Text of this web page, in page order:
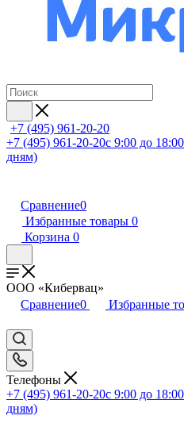
+7 (495) 961-20-20
+7 (495) 961-20-20с 9:00 до
дням)
Сравнение0
Избранные товары 0
Корзина 0
ООО «Кибервац»
Сравнение0 Избранные
Телефоны
+7 (495) 961-20-20с 9:00 до
дням)